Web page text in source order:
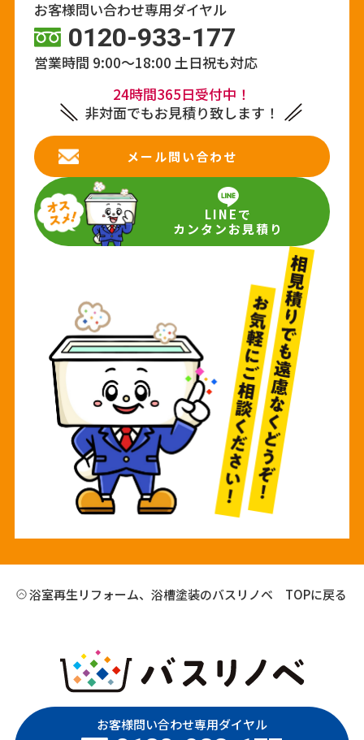
お客様問い合わせ専用ダイヤル
0120-933-177
営業時間 9:00～18:00 土日祝も対応
24時間365日受付中！
非対面でもお見積り致します！
メール問い合わせ
LINEで
カンタンお見積り
浴室再生リフォーム、浴槽塗装のバスリノベ TOPに戻る
お客様問い合わせ専用ダイヤル